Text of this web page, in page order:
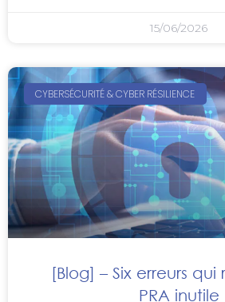
15/06/2026
CYBERSÉCURITÉ & CYBER RÉSILIENCE
[Blog] – Six erreurs
PRA inutile